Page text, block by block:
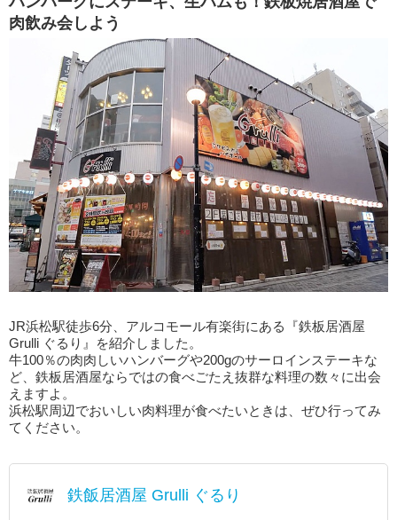
肉飲み会しよう
JR浜松駅徒歩6分、アルコモール有楽街にある『鉄板居酒屋
Grulli ぐるり』を紹介しました。
牛100％の肉肉しいハンバーグや200gのサーロインステーキな
ど、鉄板居酒屋ならではの食べごたえ抜群な料理の数々に出会
えますよ。
浜松駅周辺でおいしい肉料理が食べたいときは、ぜひ行ってみ
てください。
鉄飯居酒屋 Grulli ぐるり